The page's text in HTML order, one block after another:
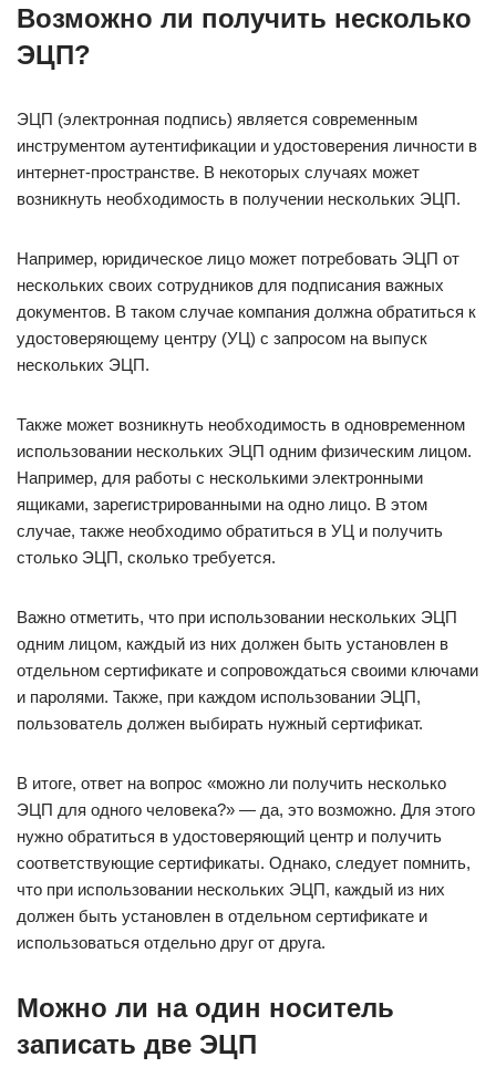
Возможно ли получить несколько
ЭЦП?
ЭЦП (электронная подпись) является современным
инструментом аутентификации и удостоверения личности в
интернет-пространстве. В некоторых случаях может
возникнуть необходимость в получении нескольких ЭЦП.
Например, юридическое лицо может потребовать ЭЦП от
нескольких своих сотрудников для подписания важных
документов. В таком случае компания должна обратиться к
удостоверяющему центру (УЦ) с запросом на выпуск
нескольких ЭЦП.
Также может возникнуть необходимость в одновременном
использовании нескольких ЭЦП одним физическим лицом.
Например, для работы с несколькими электронными
ящиками, зарегистрированными на одно лицо. В этом
случае, также необходимо обратиться в УЦ и получить
столько ЭЦП, сколько требуется.
Важно отметить, что при использовании нескольких ЭЦП
одним лицом, каждый из них должен быть установлен в
отдельном сертификате и сопровождаться своими ключами
и паролями. Также, при каждом использовании ЭЦП,
пользователь должен выбирать нужный сертификат.
В итоге, ответ на вопрос «можно ли получить несколько
ЭЦП для одного человека?» — да, это возможно. Для этого
нужно обратиться в удостоверяющий центр и получить
соответствующие сертификаты. Однако, следует помнить,
что при использовании нескольких ЭЦП, каждый из них
должен быть установлен в отдельном сертификате и
использоваться отдельно друг от друга.
Можно ли на один носитель
записать две ЭЦП